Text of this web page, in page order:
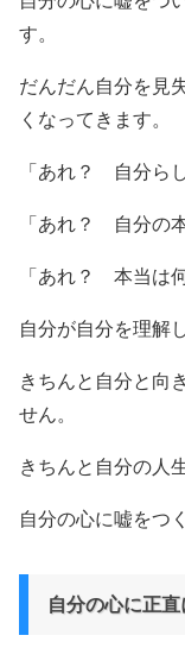
す。
だんだん自分を見
くなってきます。
「あれ？ 自分ら
「あれ？ 自分の
「あれ？ 本当は
自分が自分を理解
きちんと自分と向
せん。
きちんと自分の人
自分の心に嘘をつ
自分の心に正